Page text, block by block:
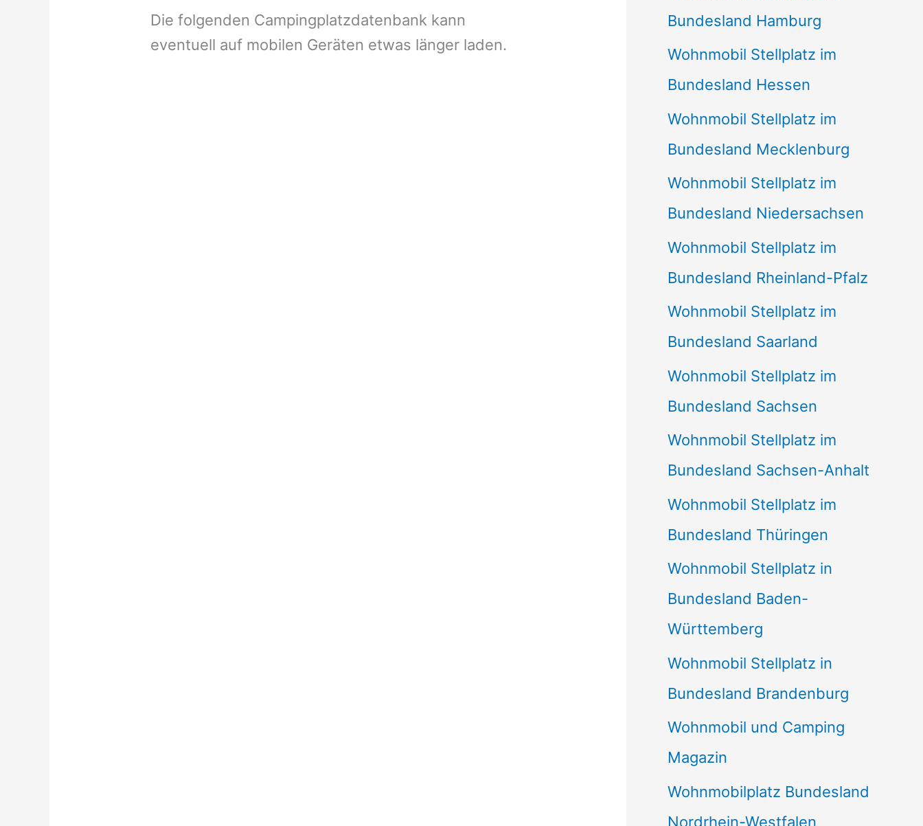
Die folgenden Campingplatzdatenbank kann
eventuell auf mobilen Geräten etwas länger laden.
Bundesland Hamburg
Wohnmobil Stellplatz im
Bundesland Hessen
Wohnmobil Stellplatz im
Bundesland Mecklenburg
Wohnmobil Stellplatz im
Bundesland Niedersachsen
Wohnmobil Stellplatz im
Bundesland Rheinland-Pfalz
Wohnmobil Stellplatz im
Bundesland Saarland
Wohnmobil Stellplatz im
Bundesland Sachsen
Wohnmobil Stellplatz im
Bundesland Sachsen-Anhalt
Wohnmobil Stellplatz im
Bundesland Thüringen
Wohnmobil Stellplatz in
Bundesland Baden-
Württemberg
Wohnmobil Stellplatz in
Bundesland Brandenburg
Wohnmobil und Camping
Magazin
Wohnmobilplatz Bundesland
Nordrhein-Westfalen